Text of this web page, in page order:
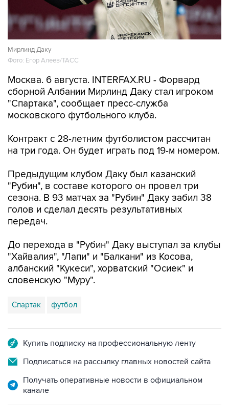
Мирлинд Даку
Фото: Егор Алеев/ТАСС
Москва. 6 августа. INTERFAX.RU - Форвард
сборной Албании Мирлинд Даку стал игроком
"Спартака", сообщает пресс-служба
московского футбольного клуба.
Контракт с 28-летним футболистом рассчитан
на три года. Он будет играть под 19-м номером.
Предыдущим клубом Даку был казанский
"Рубин", в составе которого он провел три
сезона. В 93 матчах за "Рубин" Даку забил 38
голов и сделал десять результативных
передач.
До перехода в "Рубин" Даку выступал за клубы
"Хайвалия", "Лапи" и "Балкани" из Косова,
албанский "Кукеси", хорватский "Осиек" и
словенскую "Муру".
Спартак футбол
Купить подписку на профессиональную ленту
Подписаться на рассылку главных новостей сайта
Получать оперативные новости в официальном
канале